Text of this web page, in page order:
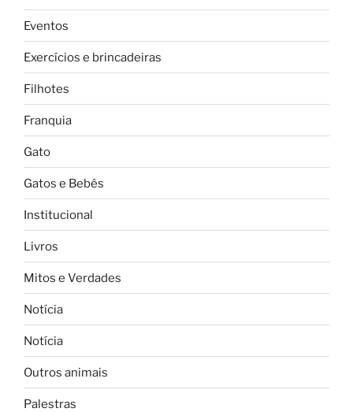
Eventos
Exercícios e brincadeiras
Filhotes
Franquia
Gato
Gatos e Bebês
Institucional
Livros
Mitos e Verdades
Notícia
Notícia
Outros animais
Palestras